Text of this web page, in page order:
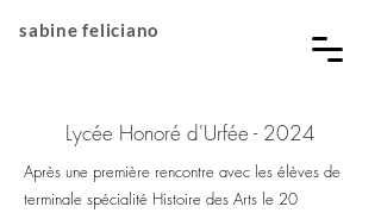
sabine feliciano
Lycée Honoré d'Urfée - 2024
Après une première rencontre avec les élèves de
terminale spécialité Histoire des Arts le 20